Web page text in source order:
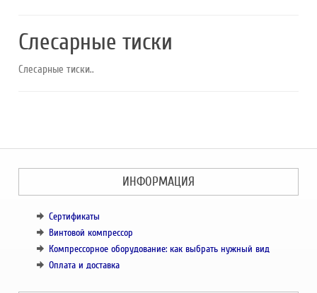
Слесарные тиски
Слесарные тиски..
ИНФОРМАЦИЯ
Сертификаты
Винтовой компрессор
Компрессорное оборудование: как выбрать нужный вид
Оплата и доставка